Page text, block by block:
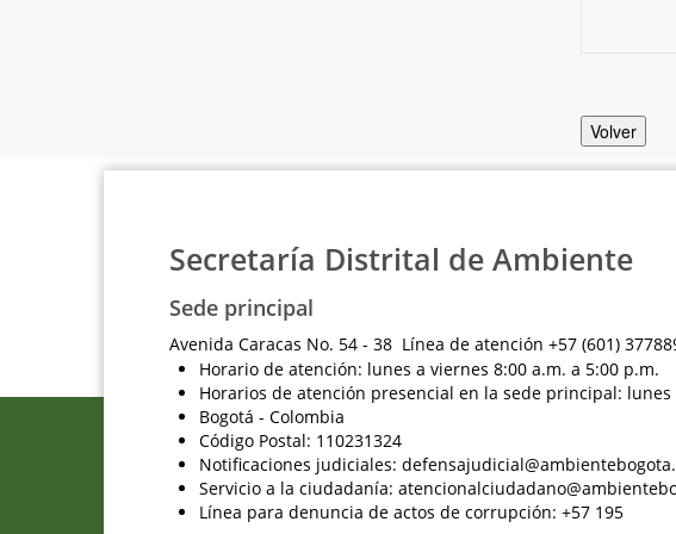
Volver
Secretaría Distrital de Ambiente
Sede principal
Avenida Caracas No. 54 - 38 Línea de atención +57 (601)
Horario de atención: lunes a viernes 8:00 a.m. a 5:00 p.m.
Horarios de atención presencial en la sede principal:
Bogotá - Colombia
Código Postal: 110231324
Notificaciones judiciales:
Servicio a la ciudadanía:
Línea para denuncia de actos de corrupción: +57 195